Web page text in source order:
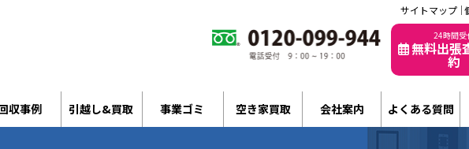
サイトマップ
24時間受
無料出張
約
収事例 引越し&買取 事業ゴミ 空き家買取 会社案内 よくある質問